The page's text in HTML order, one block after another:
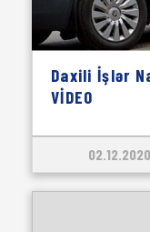
Daxili İşlər
VİDEO